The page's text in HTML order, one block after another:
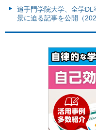
追手門学院大学、全学
景に迫る記事を公開（